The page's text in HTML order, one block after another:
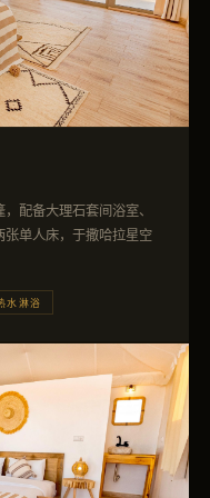
配备大理石套间浴室、
单人床，于撒哈拉星空
水淋浴